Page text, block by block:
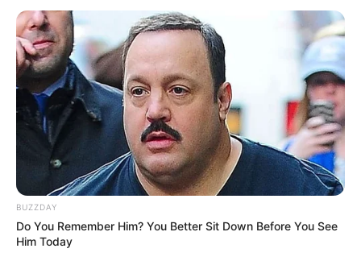
NOTICIAS MEDELLÍN
Inauguran en Envigado el Centro de
Orientación en Adicciones
BUZZDAY
Do You Remember Him? You Better Sit Down Before You See
Him Today